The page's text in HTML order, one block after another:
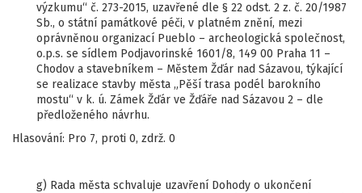
výzkumu“ č. 273-2015, uzavřené dle § 22 odst. 2 z. č. 20/1987
Sb., o státní památkové péči, v platném znění, mezi
oprávněnou organizací Pueblo – archeologická společnost,
o.p.s. se sídlem Podjavorinské 1601/8, 149 00 Praha 11 –
Chodov a stavebníkem – Městem Žďár nad Sázavou, týkající
se realizace stavby města „Pěší trasa podél barokního
mostu“ v k. ú. Zámek Žďár ve Žďáře nad Sázavou 2 – dle
předloženého návrhu.
Hlasování: Pro 7, proti 0, zdrž. 0
g) Rada města schvaluje uzavření Dohody o ukončení